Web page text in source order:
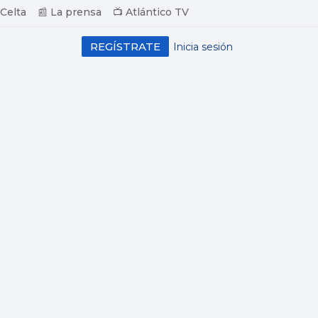
📰 La prensa 📺 Atlántico TV
Inicia sesión
REGÍSTRATE